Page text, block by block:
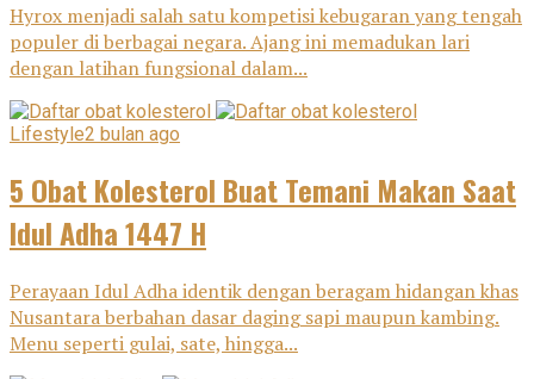
Hyrox menjadi salah satu kompetisi kebugaran yang tengah
populer di berbagai negara. Ajang ini memadukan lari
dengan latihan fungsional dalam...
Lifestyle2 bulan ago
5 Obat Kolesterol Buat Temani Makan Saat
Idul Adha 1447 H
Perayaan Idul Adha identik dengan beragam hidangan khas
Nusantara berbahan dasar daging sapi maupun kambing.
Menu seperti gulai, sate, hingga...